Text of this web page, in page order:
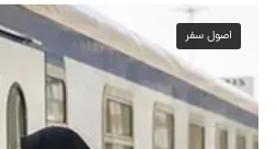
اصول سفر